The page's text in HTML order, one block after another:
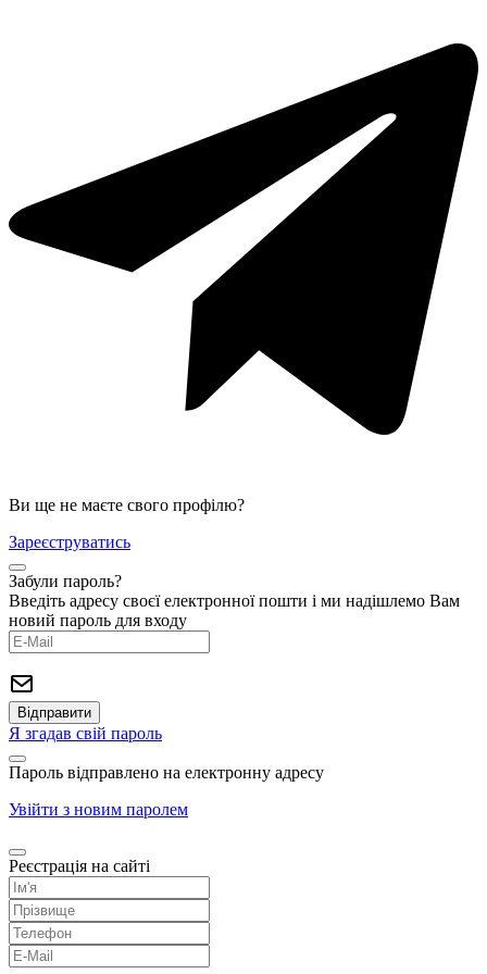
Ви ще не маєте свого профілю?
Зареєструватись
Забули пароль?
Введіть адресу своєї електронної пошти і ми надішлемо Вам
новий пароль для входу
Я згадав свій пароль
Пароль відправлено на електронну адресу
Увійти з новим паролем
Реєстрація на сайті